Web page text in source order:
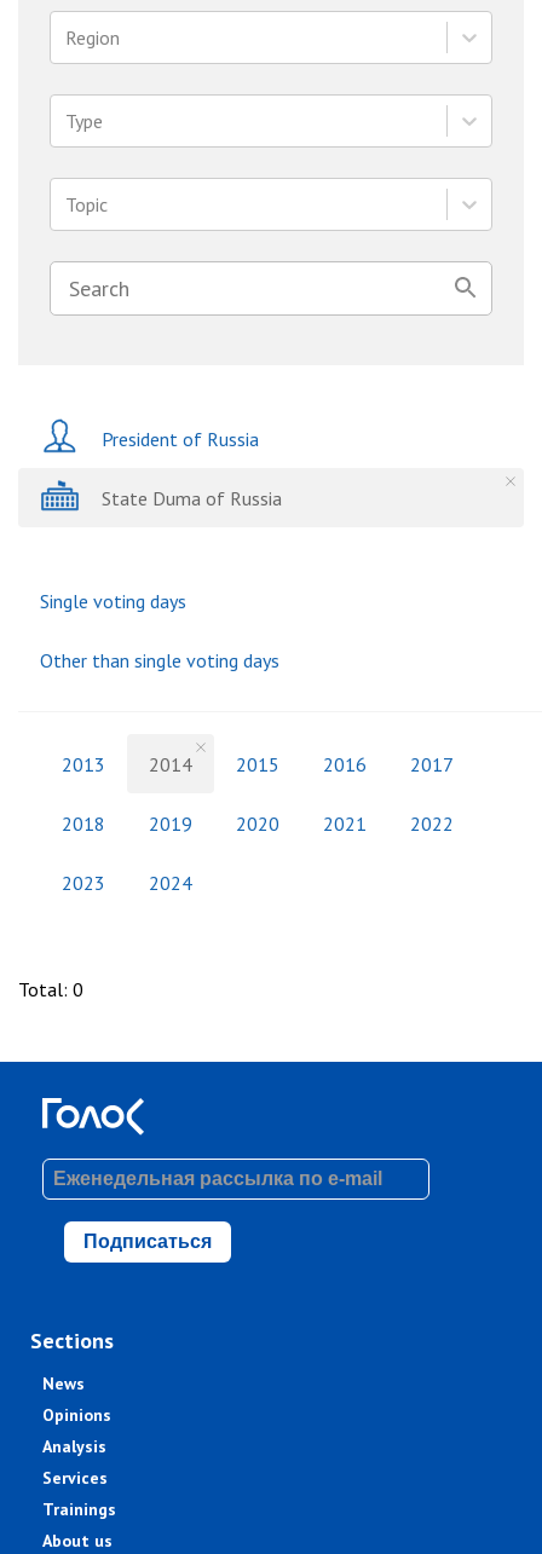
Region
Type
Topic
President of Russia
State Duma of Russia
Single voting days
Other than single voting days
2013 2014 2015 2016 2017
2018 2019 2020 2021 2022
2023 2024
Total: 0
Подписаться
Sections
News
Opinions
Analysis
Services
Trainings
About us